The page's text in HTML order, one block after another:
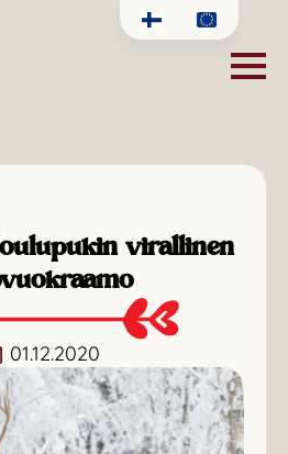
virallinen
01.12.2020